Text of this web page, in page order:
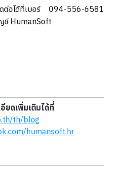
ดต่อได้ที่เบอร์ 094-556-6581
HumanSoft
ยดเพิ่มเติมได้ที่
th/blog
humansoft.hr